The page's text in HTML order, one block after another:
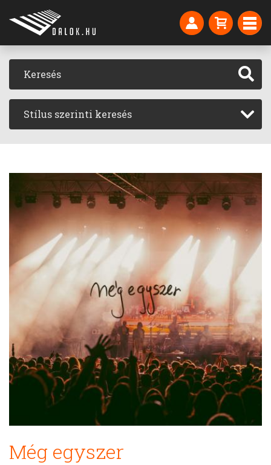
Stílus szerinti keresés
Még egyszer